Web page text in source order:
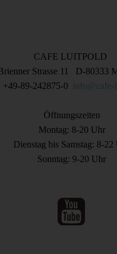
CAFE LUITPOLD
Strasse 11 D-80333
+49-89-242875-0
info@cafe-
Öffnungszeiten
Montag: 8-20 Uhr
Dienstag bis Samstag: 8-22
Sonntag: 9-20 Uhr